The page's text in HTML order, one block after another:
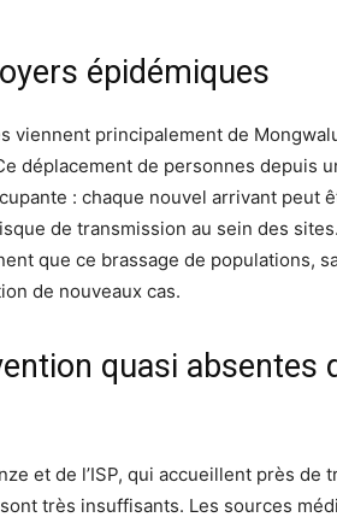
épidémiques
viennent principalement de
déplacement de personnes depuis
: chaque nouvel arrivant peut
de transmission au sein des
que ce brassage de populations,
de nouveaux cas.
quasi absentes
et de l’ISP, qui accueillent près de
très insuffisants. Les sources